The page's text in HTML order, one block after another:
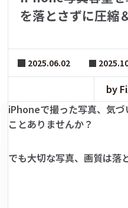
を落とさずに圧縮
2025.06.02
by
iPhoneで撮った写真、気
ことありませんか？
でも大切な写真、画質は落